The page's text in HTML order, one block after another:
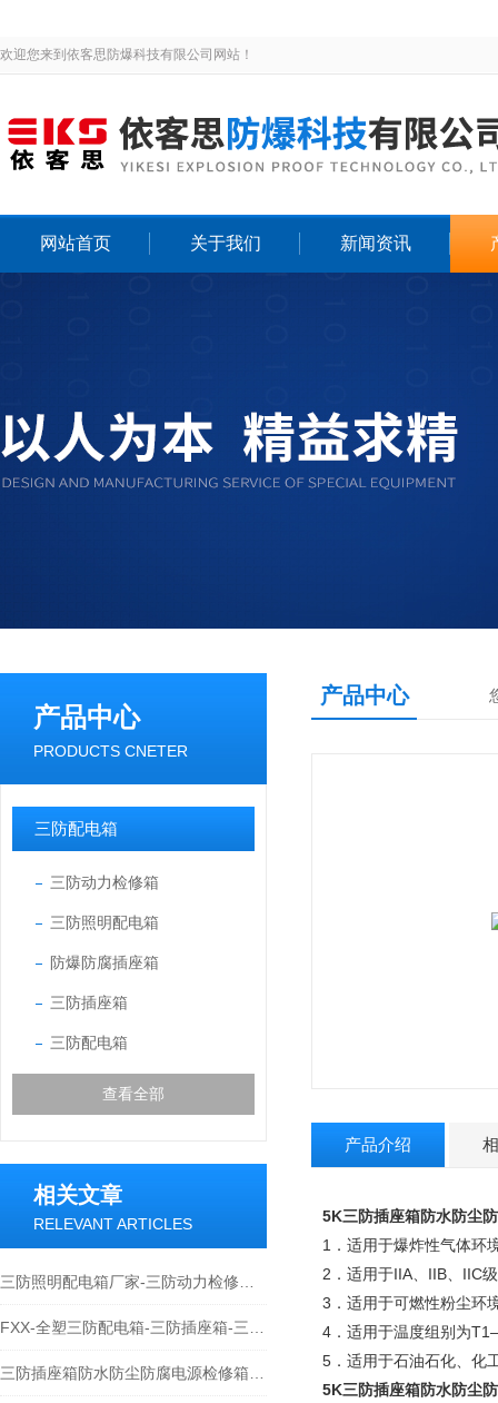
欢迎您来到依客思防爆科技有限公司网站！
网站首页 关于我们 新闻资讯
产品中心
PRODUCTS CNETER
三防配电箱
三防动力检修箱
三防照明配电箱
防爆防腐插座箱
三防插座箱
三防配电箱
查看全部
相关文章
RELEVANT ARTICLES
产品中心
产品介绍
5K三防插座箱防水防尘
1．适用于爆炸性气体环
2．适用于IIA、IIB、IIC
3．适用于可燃性粉尘环
4．适用于温度组别为
5．适用于石油石化、化
5K三防插座箱防水防尘